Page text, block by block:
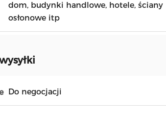
dom, budynki handlowe, hotele, ściany
osłonowe itp
Do negocjacji